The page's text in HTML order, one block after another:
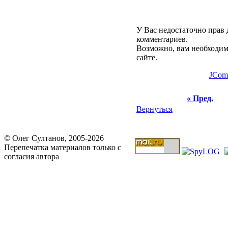
У Вас недостаточно прав
комментариев.
Возможно, вам
сайте.
« Пред.
Вернуться
© Олег Султанов, 2005-2026
Перепечатка материалов только с
согласия автора